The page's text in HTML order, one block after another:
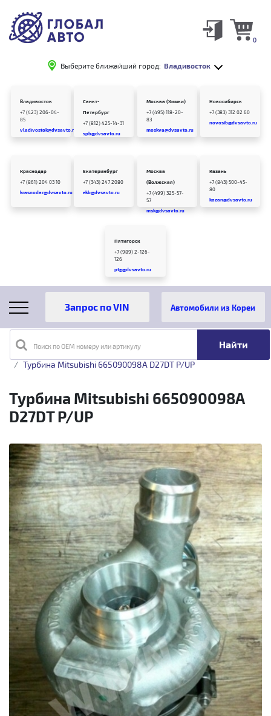
Выберите ближайший город: Владивосток
0
Владивосток
+7 (423) 206-04-
85
vladivostok@dvsavto.ru
Санкт-
Петербург
+7 (812) 425-14-31
spb@dvsavto.ru
Москва (Химки)
+7 (495) 118-20-
83
moskva@dvsavto.ru
Новосибирск
+7 (383) 312 02 60
novosib@dvsavto.ru
Краснодар
+7 (861) 204 03 10
krasnodar@dvsavto.ru
Екатеринбург
+7 (343) 247 2080
ekb@dvsavto.ru
Москва
(Волжская)
+7 (499) 325-57-
57
msk@dvsavto.ru
Казань
+7 (843) 500-45-
80
kazan@dvsavto.ru
Пятигорск
+7 (989) 2-126-
126
ptg@dvsavto.ru
Поиск по OEM номеру или артикулу
Автомобили из Кореи
Главная Каталог товаров Турбины
Турбина Mitsubishi 665090098A D27DT P/UP
Турбина Mitsubishi 665090098A
D27DT P/UP